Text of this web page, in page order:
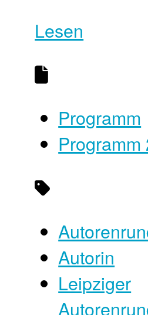
Lesen
Programm
Programm
Autorin
Leipziger